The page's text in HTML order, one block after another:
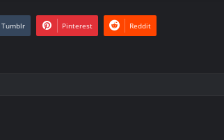
Tumblr Pinterest Reddit